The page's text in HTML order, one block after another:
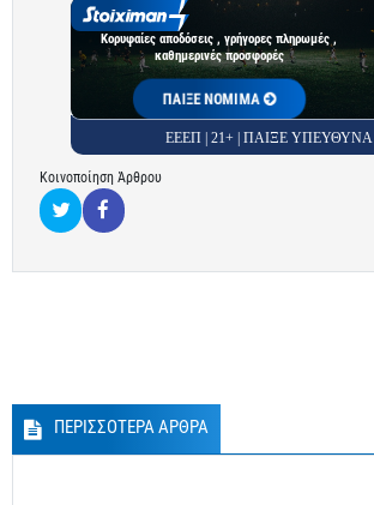
Κορυφαίες αποδόσεις , γρήγορες πληρωμές ,
καθημερινές προσφορές
ΠΑΙΞΕ ΝΟΜΙΜΑ
ΕΕΕΠ | 21+ | ΠΑΙΞΕ ΥΠΕΥΘΥΝΑ
Κοινοποίηση Άρθρου
ΠΕΡΙΣΣΟΤΕΡΑ ΑΡΘΡΑ